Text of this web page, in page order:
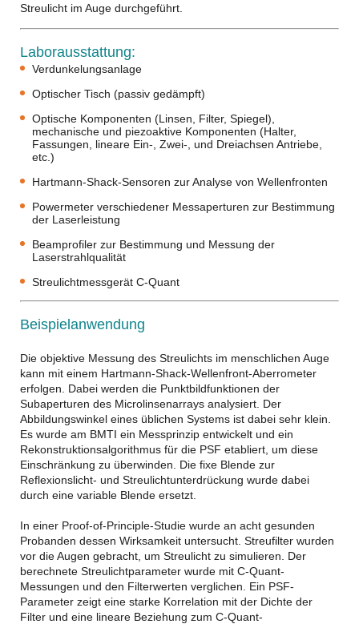
Streulicht im Auge durchgeführt.
Laborausstattung:
Verdunkelungsanlage
Optischer Tisch (passiv gedämpft)
Optische Komponenten (Linsen, Filter, Spiegel),
mechanische und piezoaktive Komponenten (Halter,
Fassungen, lineare Ein-, Zwei-, und Dreiachsen Antriebe,
etc.)
Hartmann-Shack-Sensoren zur Analyse von Wellenfronten
Powermeter verschiedener Messaperturen zur Bestimmung
der Laserleistung
Beamprofiler zur Bestimmung und Messung der
Laserstrahlqualität
Streulichtmessgerät C-Quant
Beispielanwendung
Die objektive Messung des Streulichts im menschlichen Auge
kann mit einem Hartmann-Shack-Wellenfront-Aberrometer
erfolgen. Dabei werden die Punktbildfunktionen der
Subaperturen des Microlinsenarrays analysiert. Der
Abbildungswinkel eines üblichen Systems ist dabei sehr klein.
Es wurde am BMTI ein Messprinzip entwickelt und ein
Rekonstruktionsalgorithmus für die PSF etabliert, um diese
Einschränkung zu überwinden. Die fixe Blende zur
Reflexionslicht- und Streulichtunterdrückung wurde dabei
durch eine variable Blende ersetzt.
In einer Proof-of-Principle-Studie wurde an acht gesunden
Probanden dessen Wirksamkeit untersucht. Streufilter wurden
vor die Augen gebracht, um Streulicht zu simulieren. Der
berechnete Streulichtparameter wurde mit C-Quant-
Messungen und den Filterwerten verglichen. Ein PSF-
Parameter zeigt eine starke Korrelation mit der Dichte der
Filter und eine lineare Beziehung zum C-Quant-